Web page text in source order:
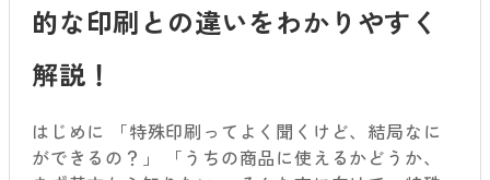
的な印刷との違いをわかりやすく
解説！
はじめに 「特殊印刷ってよく聞くけど、結局なに
ができるの？」 「うちの商品に使えるかどうか、